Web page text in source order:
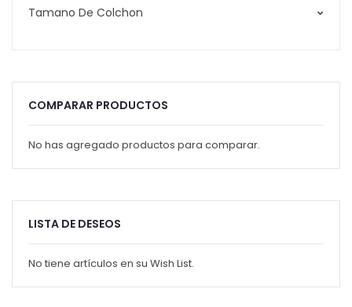
Tamano De Colchon
COMPARAR PRODUCTOS
No has agregado productos para comparar.
LISTA DE DESEOS
No tiene artículos en su Wish List.